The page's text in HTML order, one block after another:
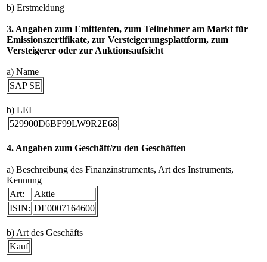
b) Erstmeldung
3. Angaben zum Emittenten, zum Teilnehmer am Markt für
Emissionszertifikate, zur Versteigerungsplattform, zum
Versteigerer oder zur Auktionsaufsicht
a) Name
SAP SE
b) LEI
529900D6BF99LW9R2E68
4. Angaben zum Geschäft/zu den Geschäften
a) Beschreibung des Finanzinstruments, Art des Instruments,
Kennung
Art:
Aktie
ISIN: DE0007164600
b) Art des Geschäfts
Kauf